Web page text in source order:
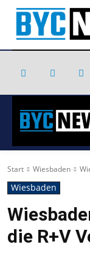
Start Wiesbaden
Wiesbaden
die R+V